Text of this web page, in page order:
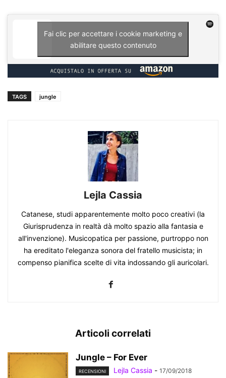
Fai clic per accettare i cookie marketing e
abilitare questo contenuto
TAGS jungle
Lejla Cassia
Catanese, studi apparentemente molto poco creativi (la
Giurisprudenza in realtà dà molto spazio alla fantasia e
all'invenzione). Musicopatica per passione, purtroppo non
ha ereditato l'eleganza sonora del fratello musicista; in
compenso pianifica scelte di vita indossando gli auricolari.
Articoli correlati
Jungle – For Ever
RECENSIONI Lejla Cassia - 17/09/2018